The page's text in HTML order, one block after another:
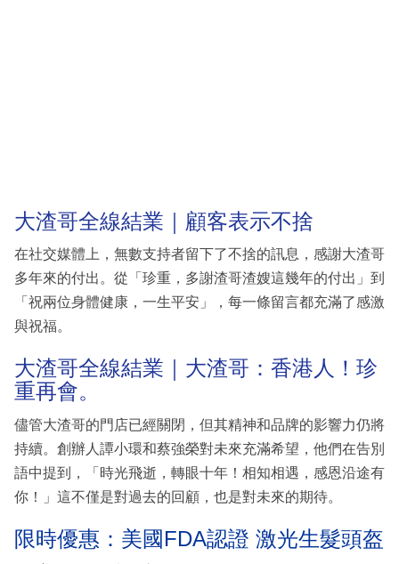
大渣哥全線結業｜顧客表示不捨
在社交媒體上，無數支持者留下了不捨的訊息，感謝大渣哥
多年來的付出。從「珍重，多謝渣哥渣嫂這幾年的付出」到
「祝兩位身體健康，一生平安」，每一條留言都充滿了感激
與祝福。
大渣哥全線結業｜大渣哥：香港人！珍
重再會。
儘管大渣哥的門店已經關閉，但其精神和品牌的影響力仍將
持續。創辦人譚小環和蔡強榮對未來充滿希望，他們在告別
語中提到，「時光飛逝，轉眼十年！相知相遇，感恩沿途有
你！」這不僅是對過去的回顧，也是對未來的期待。
限時優惠：美國FDA認證 激光生髮頭盔